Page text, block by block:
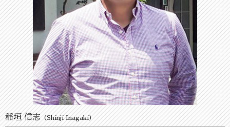
稲垣 信志（Shinji Inagaki）